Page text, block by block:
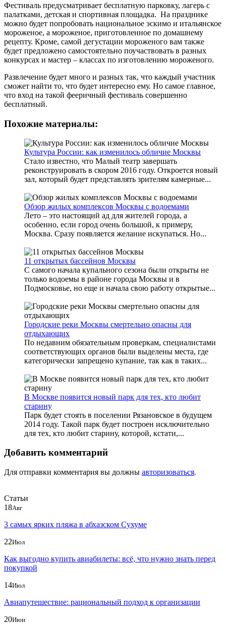
Фестиваль предусматривает бесплатную парковку, лагерь с
палатками, детская и спортивная площадка. На празднике
можно будет попробовать национальное эскимо и итальянское
мороженое, а мороженое, приготовленное по домашнему
рецепту. Кроме, самой дегустации мороженого вам также
будет предложено самостоятельно поучаствовать в разных
конкурсах и мастер – классах по изготовлению мороженого.
Развлечение будет много и разных так, что каждый участник
сможет найти то, что будет интересно ему. Но самое главное,
что вход на такой фееричный фестиваль совершенно
бесплатный.
Похожие материалы:
Культура России: как изменилось обличие Москвы
Стало известно, что Малый театр завершать
реконструировать в скором 2016 году. Откроется новый
зал, который будет представлять зрителям камерные...
Обзор жилых комплексов Москвы с водоемами
Лето – это настоящий ад для жителей города, а
особенно, если город очень большой, к примеру,
Москва. Сразу появляется желание искупаться. Но...
11 открытых бассейнов Москвы
С самого начала купального сезона были открыты не
только водоемы в районе города Москвы и в
Подмосковье, но еще и начала свою работу открытые...
Городские реки Москвы смертельно опасны для
отдыхающих
По недавним обязательным проверкам, специалистами
соответствующих органов были выделены места, где
категорически запрещено купание, так как в таких...
В Москве появится новый парк для тех, кто любит
старину
Парк будет стоять в поселении Рязановское в будущем
2014 году. Такой парк будет построен исключительно
для тех, кто любит старину, которой, кстати,...
Добавить комментарий
Для отправки комментария вы должны авторизоваться.
Статьи
18Авг
3 самых ярких пляжа в абхазском Сухуме
22Июл
Как выгодно купить авиабилеты: всё, что нужно знать перед
покупкой
14Июл
Авиапутешествие: рациональный подход к организации
20Июн